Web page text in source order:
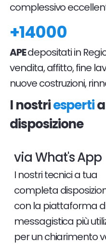
complessivo
+14000
APEdepositati in
vendita, affitto, fine
nuove costruzioni,
I nostriesperti
disposizione
via What's App
I nostri tecnici a tua
completa
con la piattaforma
messagistica più
per un chiarimento